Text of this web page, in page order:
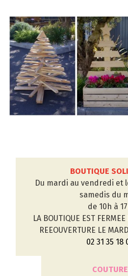
BOUTIQUE
Du mardi au vendredi et
samedis du
de 10h à
LA BOUTIQUE EST
REEOUVERTURE LE
02 31 35 18
COUTURE